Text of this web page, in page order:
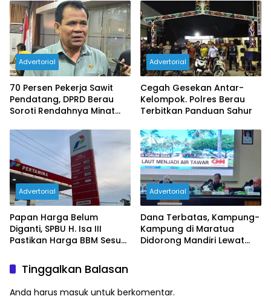
Advertorial
70 Persen Pekerja Sawit
Pendatang, DPRD Berau
Soroti Rendahnya Minat
Advertorial
Cegah Gesekan Antar-
Kelompok. Polres Berau
Terbitkan Panduan Sahur
Advertorial
Papan Harga Belum
Diganti, SPBU H. Isa III
Pastikan Harga BBM Sesuai
Advertorial
Dana Terbatas, Kampung-
Kampung di Maratua
Didorong Mandiri Lewat
Tinggalkan Balasan
Anda harus masuk untuk berkomentar.